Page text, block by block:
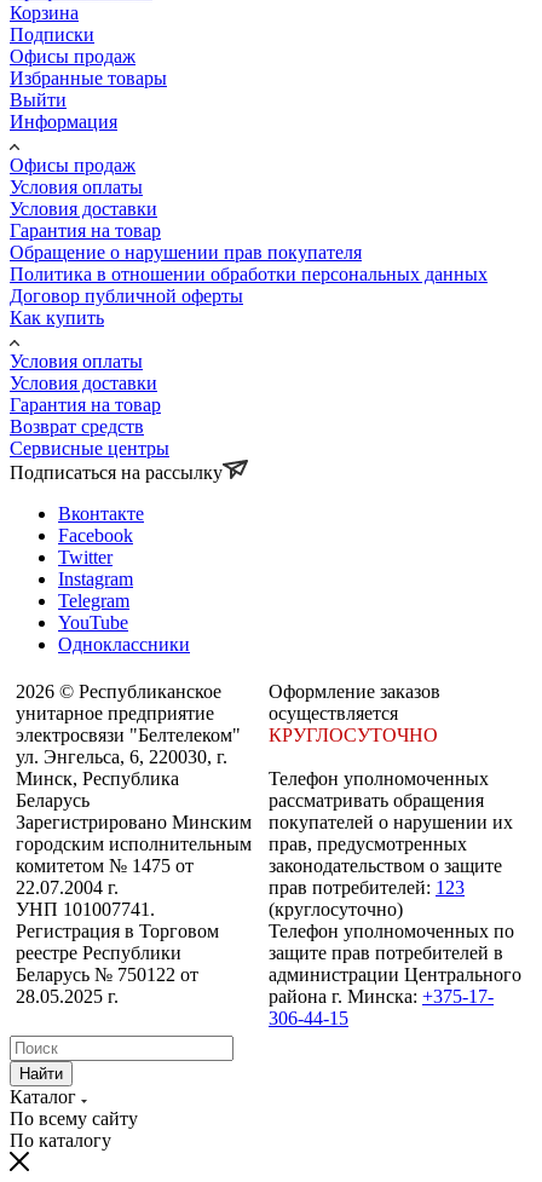
Корзина
Подписки
Офисы продаж
Избранные товары
Выйти
Информация
Офисы продаж
Условия оплаты
Условия доставки
Гарантия на товар
Обращение о нарушении прав покупателя
Политика в отношении обработки персональных данных
Договор публичной оферты
Как купить
Условия оплаты
Условия доставки
Гарантия на товар
Возврат средств
Сервисные центры
Подписаться на рассылку
Вконтакте
Facebook
Twitter
Instagram
Telegram
YouTube
Одноклассники
2026 © Республиканское
унитарное предприятие
электросвязи "Белтелеком"
ул. Энгельса, 6, 220030, г.
Минск, Республика
Беларусь
Зарегистрировано Минским
городским исполнительным
комитетом № 1475 от
22.07.2004 г.
УНП 101007741.
Регистрация в Торговом
реестре Республики
Беларусь № 750122 от
28.05.2025 г.
Оформление заказов
осуществляется
КРУГЛОСУТОЧНО
Телефон уполномоченных
рассматривать обращения
покупателей о нарушении их
прав, предусмотренных
законодательством о защите
прав потребителей: 123
(круглосуточно)
Телефон уполномоченных по
защите прав потребителей в
администрации Центрального
района г. Минска: +375-17-
306-44-15
Найти
Каталог
По всему сайту
По каталогу